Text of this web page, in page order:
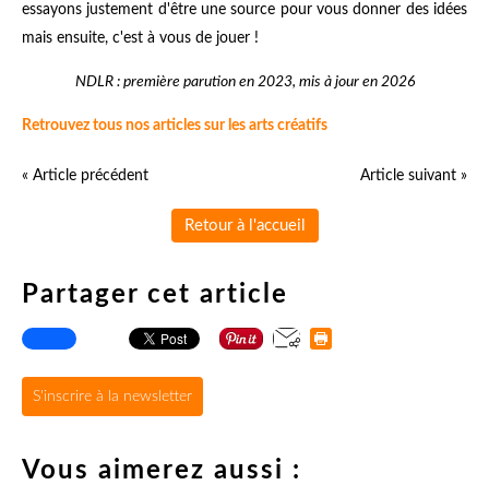
essayons justement d'être une source pour vous donner des idées
mais ensuite, c'est à vous de jouer !
NDLR : première parution en 2023, mis à jour en 2026
Retrouvez tous nos articles sur les arts créatifs
« Article précédent Article suivant »
Retour à l'accueil
Partager cet article
S'inscrire à la newsletter
Vous aimerez aussi :